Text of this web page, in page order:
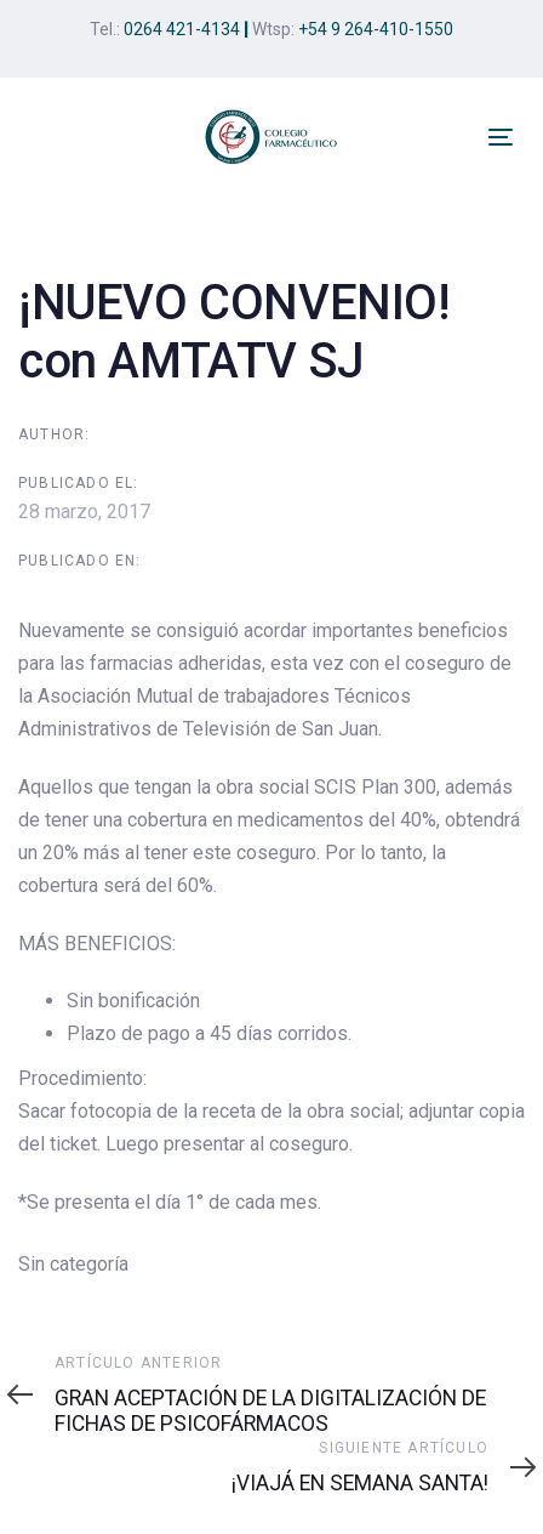
Tel.: 0264 421-4134 Wtsp: +54 9 264-410-1550
¡NUEVO CONVENIO!
con AMTATV SJ
AUTHOR:
PUBLICADO EL:
28 marzo, 2017
PUBLICADO EN:
Nuevamente se consiguió acordar importantes beneficios
para las farmacias adheridas, esta vez con el coseguro de
la Asociación Mutual de trabajadores Técnicos
Administrativos de Televisión de San Juan.
Aquellos que tengan la obra social SCIS Plan 300, además
de tener una cobertura en medicamentos del 40%, obtendrá
un 20% más al tener este coseguro. Por lo tanto, la
cobertura será del 60%.
MÁS BENEFICIOS:
Sin bonificación
Plazo de pago a 45 días corridos.
Procedimiento:
Sacar fotocopia de la receta de la obra social; adjuntar copia
del ticket. Luego presentar al coseguro.
*Se presenta el día 1° de cada mes.
Sin categoría
navigation
Artículo
anterior
ARTÍCULO ANTERIOR
GRAN ACEPTACIÓN DE LA DIGITALIZACIÓN DE
FICHAS DE PSICOFÁRMACOS
artículo
SIGUIENTE ARTÍCULO
¡VIAJÁ EN SEMANA SANTA!